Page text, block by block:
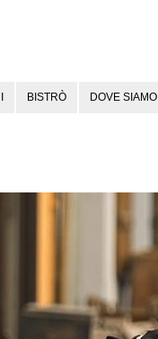
BISTRÒ DOVE SIAMO